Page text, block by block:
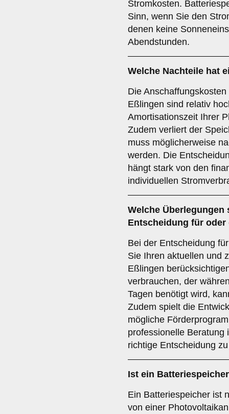
Stromkosten.
Sinn, wenn Sie den
denen keine
Abendstunden.
Welche Nachteile hat
Die
Eßlingen sind relativ
Amortisationszeit Ihrer
Zudem verliert der
muss möglicherweise
werden. Die
hängt stark von den
individuellen
Welche
Entscheidung für
Bei der Entscheidung
Sie Ihren aktuellen und
Eßlingen
verbrauchen, der
Tagen benötigt wird,
Zudem spielt die
mögliche
professionelle Beratung
richtige Entscheidung
Ist ein Batteriespeicher
Ein Batteriespeicher ist
von einer